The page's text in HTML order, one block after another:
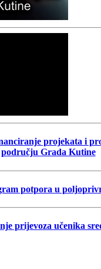
projekata i
području Grada Kutine
potpora u
prijevoza učenika